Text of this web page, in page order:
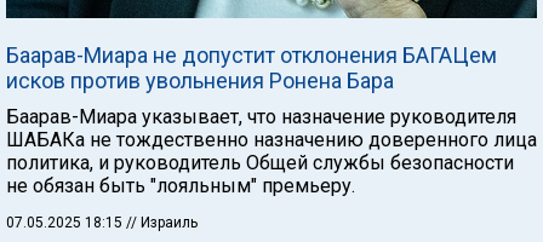
Баарав-Миара не допустит отклонения БАГАЦем
исков против увольнения Ронена Бара
Баарав-Миара указывает, что назначение руководителя
ШАБАКа не тождественно назначению доверенного лица
политика, и руководитель Общей службы безопасности
не обязан быть "лояльным" премьеру.
07.05.2025 18:15 // Израиль